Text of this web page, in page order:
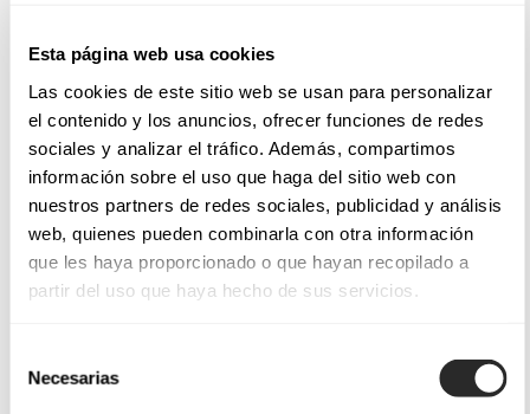
Esta página web usa cookies
Las cookies de este sitio web se usan para personalizar
el contenido y los anuncios, ofrecer funciones de redes
sociales y analizar el tráfico. Además, compartimos
información sobre el uso que haga del sitio web con
nuestros partners de redes sociales, publicidad y análisis
web, quienes pueden combinarla con otra información
que les haya proporcionado o que hayan recopilado a
partir del uso que haya hecho de sus servicios.
Necesarias
YORK
YAEL
YASMIN
Con la collezione 2025 Aire Atelier si consolida nella moda
caratterizzata da
squisiti ricami